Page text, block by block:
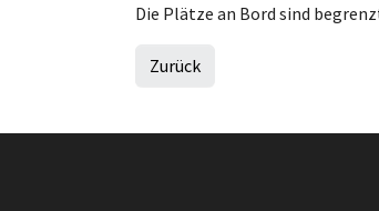
Die Plätze an Bord sind
Zurück